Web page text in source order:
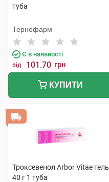
туба
Тернофарм
Є в наявності
від 101.70 грн
КУПИТИ
Троксевенол Arbor Vitae гель
40 г 1 туба